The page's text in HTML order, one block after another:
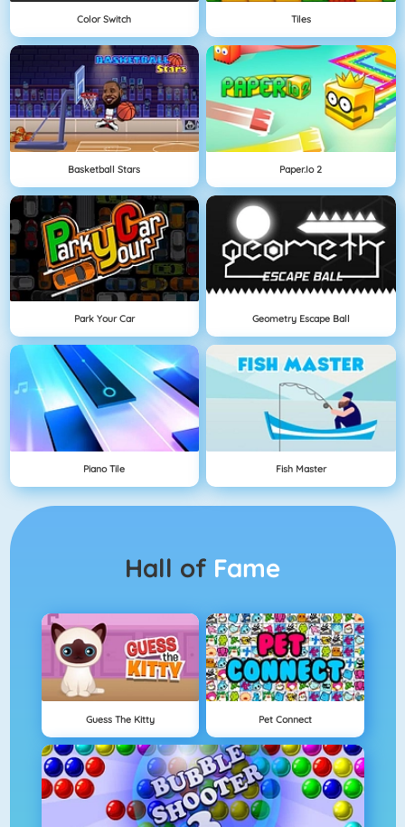
Color Switch Tiles
Basketball Stars Paper.io 2
Park Your Car Geometry Escape Ball
Piano Tile Fish Master
Hall of Fame
Guess The Kitty Pet Connect